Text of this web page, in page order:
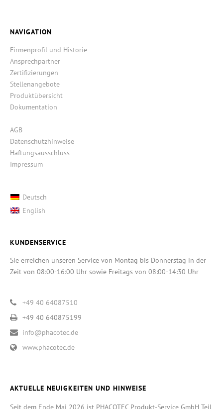
NAVIGATION
Firmenprofil und Historie
Ansprechpartner
Zertifizierungen
Stellenangebote
Produktübersicht
Dokumentation
AGB
Datenschutzhinweise
Haftungsausschluss
Impressum
Deutsch
English
KUNDENSERVICE
Sie erreichen unseren Service von Montag bis Donnerstag in der
Zeit von 08:00-16:00 Uhr sowie Freitags von 08:00-14:30 Uhr
+49 40 64087510
+49 40 640875199
info@phacotec.de
www.phacotec.de
AKTUELLE NEUIGKEITEN UND HINWEISE
Seit dem Ende Mai 2026 ist PHACOTEC Produkt-Service GmbH Teil